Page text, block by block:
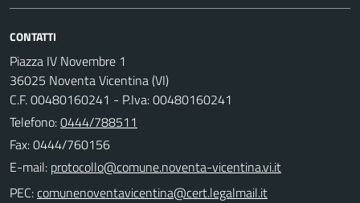
CONTATTI
Piazza IV Novembre 1
36025 Noventa Vicentina (VI)
C.F. 00480160241 - P.Iva: 00480160241
Telefono:0444/788511
Fax: 0444/760156
E-mail:
PEC: